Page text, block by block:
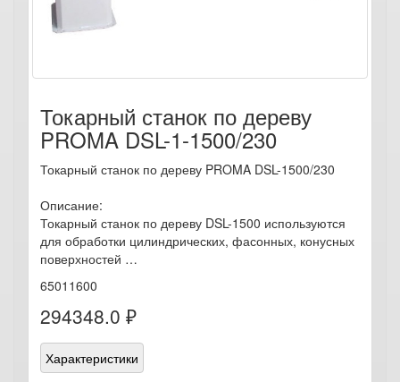
Токарный станок по дереву
PROMA DSL-1-1500/230
Токарный станок по дереву PROMA DSL-1500/230
Описание:
Токарный станок по дереву DSL-1500 используются
для обработки цилиндрических, фасонных, конусных
поверхностей …
65011600
294348.0 ₽
Характеристики